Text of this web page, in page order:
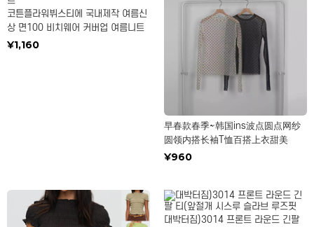
코튼플라워뷔스티에 국내제작 여름신
상 면100 비치웨어 커버업 여름니트
¥1,160
早春款春季~韩国ins波点圆点网纱
圆领内搭长袖T恤百搭上衣甜美
¥960
대박터짐)3014 프론트 라운드 긴팔